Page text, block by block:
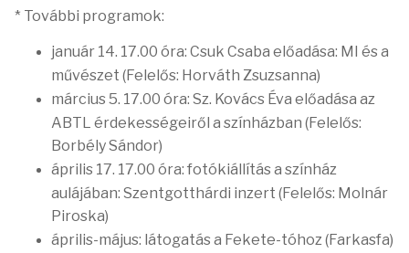
* További programok:
január 14. 17.00 óra: Csuk Csaba előadása: MI és a
művészet (Felelős: Horváth Zsuzsanna)
március 5. 17.00 óra: Sz. Kovács Éva előadása az
ABTL érdekességeiről a színházban (Felelős:
Borbély Sándor)
április 17. 17.00 óra: fotókiállítás a színház
aulájában: Szentgotthárdi inzert (Felelős: Molnár
Piroska)
április-május: látogatás a Fekete-tóhoz (Farkasfa)